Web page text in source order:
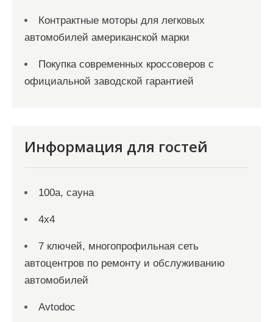
Контрактные моторы для легковых
автомобилей американской марки
Покупка современных кроссоверов с
официальной заводской гарантией
Информация для гостей
100а, сауна
4х4
7 ключей, многопрофильная сеть
автоцентров по ремонту и обслуживанию
автомобилей
Avtodoc